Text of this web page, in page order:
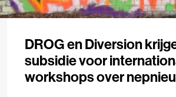
DROG en Diversion
subsidie voor
workshops over